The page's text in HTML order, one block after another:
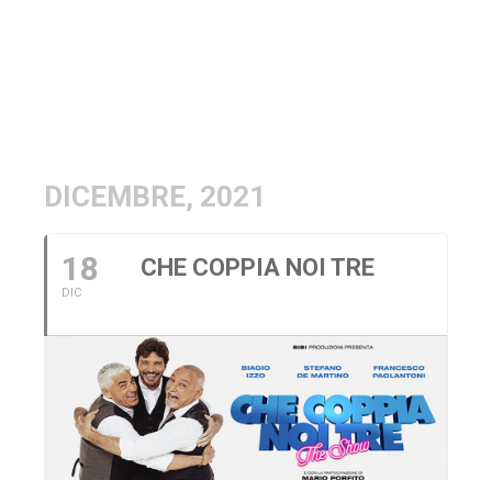
DICEMBRE, 2021
18
DIC
CHE COPPIA NOI TRE